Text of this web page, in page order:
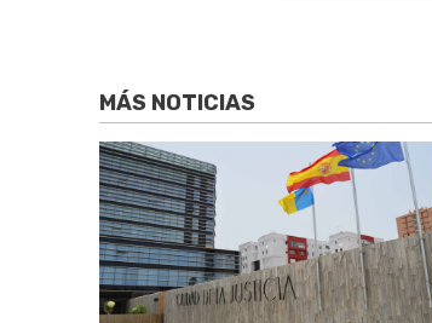
MÁS NOTICIAS